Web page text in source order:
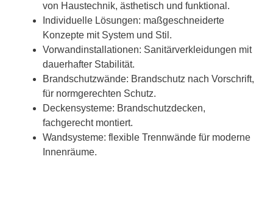
von Haustechnik, ästhetisch und funktional.
Individuelle Lösungen: maßgeschneiderte
Konzepte mit System und Stil.
Vorwandinstallationen: Sanitärverkleidungen mit
dauerhafter Stabilität.
Brandschutzwände: Brandschutz nach Vorschrift,
für normgerechten Schutz.
Deckensysteme: Brandschutzdecken,
fachgerecht montiert.
Wandsysteme: flexible Trennwände für moderne
Innenräume.